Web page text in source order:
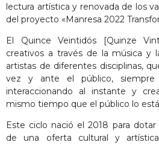
lectura artística y renovada de los
del proyecto «Manresa 2022
El Quince Veintidós [Quinze
creativos a través de la música y
artistas de diferentes disciplinas,
vez y ante el público, siempre
interaccionando al instante y
mismo tiempo que el público lo
Este ciclo nació el 2018 para dotar
de una oferta cultural y